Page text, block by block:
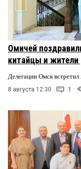
Омичей
китайцы и жители
Делегации Омск
8 августа 12:30 1